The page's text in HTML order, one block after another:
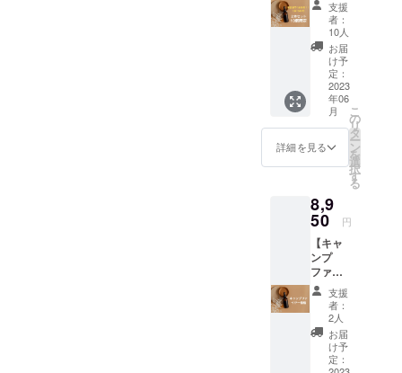
ウド
ファン
ディン
グ特
典】
●今回美
容液を
購入し
ていた
だいた
３回目
は、メ
価格の
10,780
円（税
込）で
美容液
を購入
するこ
とが出
来ま
定価の
48%オ
フ8460
円（税
込・送
料込
み）と
得！！
（※写真
す。）
【クラ
ウド
ファン
ディン
グ特
典】
●今回美
容液を
購入し
ていた
だいた
7640円
税込・
送料込
み）
【美容
液１本
の価格
が、ど
のリ
ターン
よりも
１番安
】 この
品質で
この価
格は、
とにか
く破
格！！
まとめ
買いの
チャン
スで
す。 ま
支援
者：
10人
お届
け予
定：
2023
年06
月
詳細を見る
こ
の
リ
タ
ー
ン
を
選
択
す
る
8,9
50 円
【キャ
ンプ
ファイ
ヤー価
格】美
容液１
本 定
16280
支援
者：
2人
お届
け予
定：